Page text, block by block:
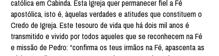
católica em Cabinda. Esta Igreja quer permanecer fiel a Fé
apostólica, isto é, àquelas verdades e atitudes que constituem o
Credo de Igreja. Este tesouro de vida que há dois mil anos é
transmitido e vivido por todos aqueles que se reconhecem na Fé
e missão de Pedro: “confirma os teus irmãos na Fé, apascenta as